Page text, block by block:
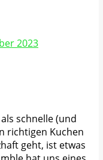
2023
schnelle (und
richtigen Kuchen
geht, ist etwas